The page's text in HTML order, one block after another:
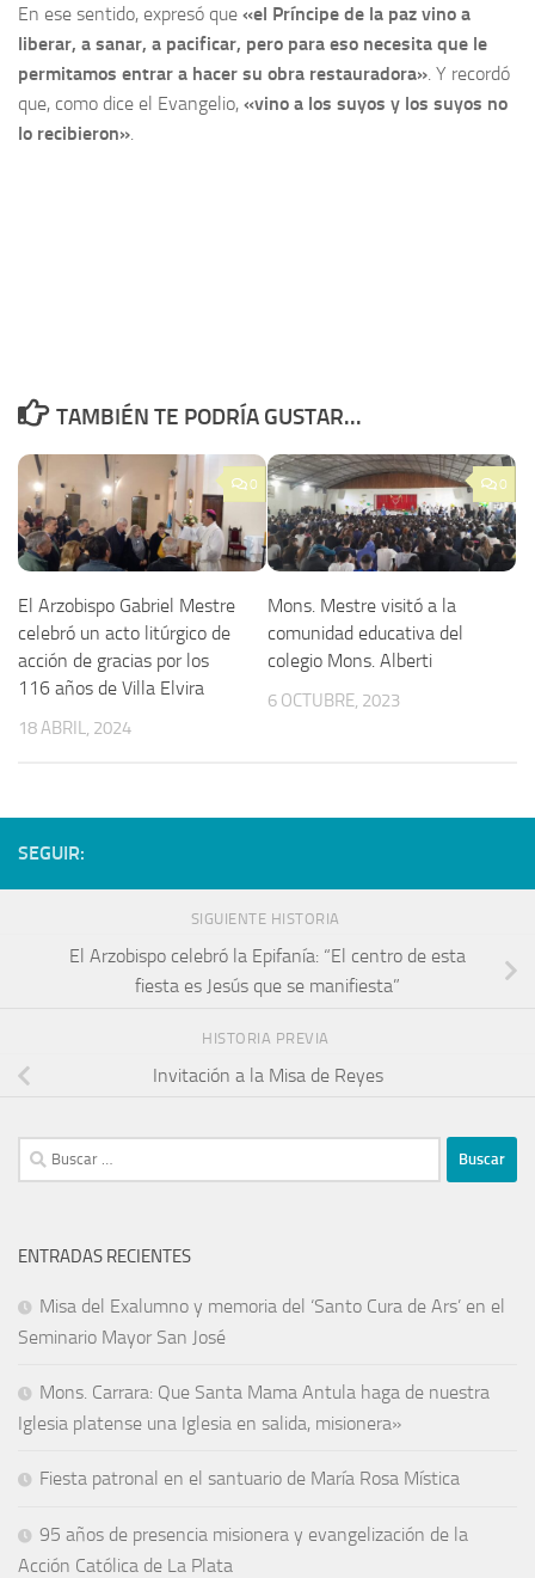
En ese sentido, expresó que «el Príncipe de la paz vino a
liberar, a sanar, a pacificar, pero para eso necesita que le
permitamos entrar a hacer su obra restauradora» . Y recordó
que, como dice el Evangelio, «vino a los suyos y los suyos no
lo recibieron»
TAMBIÉN TE PODRÍA GUSTAR...
0
El Arzobispo Gabriel Mestre
celebró un acto litúrgico de
acción de gracias por los
116 años de Villa Elvira
18 ABRIL, 2024
0
Mons. Mestre visitó a la
comunidad educativa del
colegio Mons. Alberti
6 OCTUBRE, 2023
SEGUIR:
SIGUIENTE HISTORIA
El Arzobispo celebró la Epifanía: “El centro de esta
fiesta es Jesús que se manifiesta”
HISTORIA PREVIA
Invitación a la Misa de Reyes
ENTRADAS RECIENTES
Misa del Exalumno y memoria del ‘Santo Cura de Ars’ en el
Seminario Mayor San José
Mons. Carrara: Que Santa Mama Antula haga de nuestra
Iglesia platense una Iglesia en salida, misionera»
Fiesta patronal en el santuario de María Rosa Mística
95 años de presencia misionera y evangelización de la
Acción Católica de La Plata